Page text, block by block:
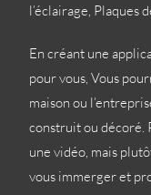
l’éclairage, Plaques
En créant une
pour vous, Vous
maison ou
construit ou décoré.
une vidéo, mais
vous immerger et